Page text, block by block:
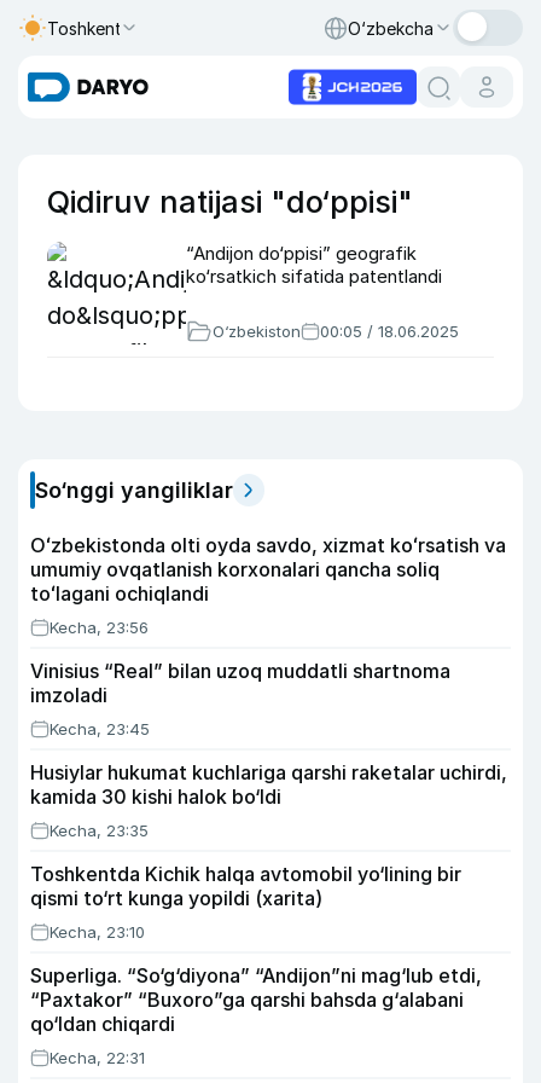
Toshkent O‘zbekcha
Qidiruv natijasi "do‘ppisi"
“Andijon do‘ppisi” geografik
ko‘rsatkich sifatida patentlandi
O‘zbekiston 00:05 / 18.06.2025
So‘nggi yangiliklar
Oʻzbekistonda olti oyda savdo, xizmat koʻrsatish va
umumiy ovqatlanish korxonalari qancha soliq
toʻlagani ochiqlandi
Kecha, 23:56
Vinisius “Real” bilan uzoq muddatli shartnoma
imzoladi
Kecha, 23:45
Husiylar hukumat kuchlariga qarshi raketalar uchirdi,
kamida 30 kishi halok bo‘ldi
Kecha, 23:35
Toshkentda Kichik halqa avtomobil yo‘lining bir
qismi to‘rt kunga yopildi (xarita)
Kecha, 23:10
Superliga. “So‘g‘diyona” “Andijon”ni mag‘lub etdi,
“Paxtakor” “Buxoro”ga qarshi bahsda g‘alabani
qo‘ldan chiqardi
Kecha, 22:31